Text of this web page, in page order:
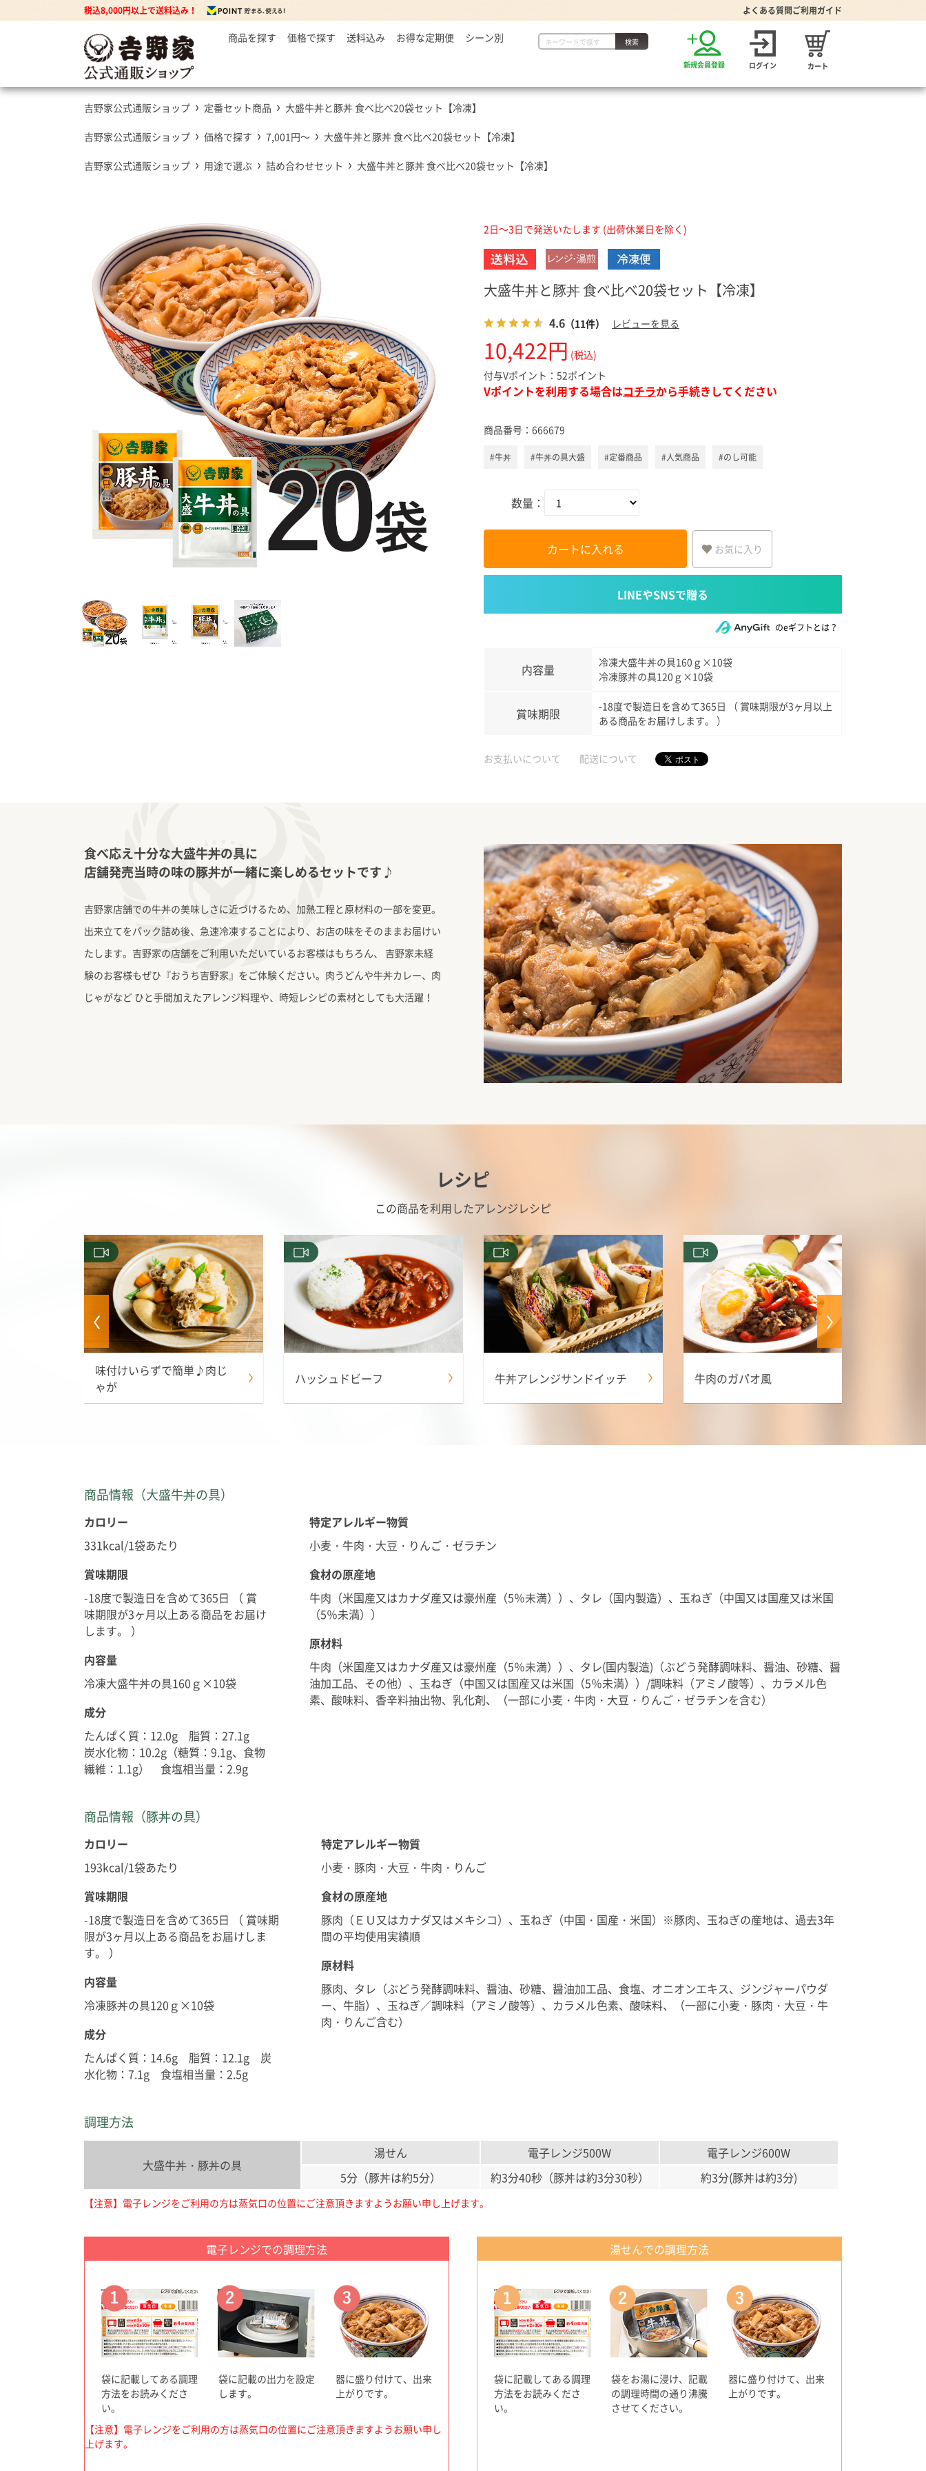
税込8,000円以上で送料込み！ よくある質問ご利用ガイド
商品を探す 牛丼の具 定番セット商品 漬物・薬味 お得な定期便
牛丼の具
豚丼の具
焼鶏丼の具
牛焼肉の具
から揚げ
豚しょうが焼
牛すき
ダチョウ肉
紅生姜
お新香
キムチ
とろろ
とん汁
カレー
カレー・ハヤシ
トク牛（トクホ）
吉野家グッズ
どんぶり・食器
雑貨
価格で探す
～2,999円
5,001～7,000円
7,001円～
送料込み お得な定期便 シーン別
初めての方へ
贈り物に
お弁当におすすめ
新規会員登録 ログイン カート
吉野家公式通販ショップ 定番セット商品 大盛牛丼と豚丼 食べ比べ20袋セット【冷凍】
吉野家公式通販ショップ 価格で探す 7,001円～ 大盛牛丼と豚丼 食べ比べ20袋セット【冷凍】
吉野家公式通販ショップ 用途で選ぶ 詰め合わせセット 大盛牛丼と豚丼 食べ比べ20袋セット【冷凍】
2日～3日で発送いたします (出荷休業日を除く)
大盛牛丼と豚丼 食べ比べ20袋セット【冷凍】
4.6 （11件） レビューを見る
10,422円 (税込)
付与Vポイント： 52ポイント
Vポイントを利用する場合はコチラから手続きしてください
商品番号： 666679
#牛丼 #牛丼の具大盛 #定番商品 #人気商品 #のし可能
数量：
カートに入れる お気に入り
のeギフトとは？
内容量
冷凍大盛牛丼の具160ｇ×10袋
冷凍豚丼の具120ｇ×10袋
賞味期限
-18度で製造日を含めて365日 （ 賞味期限が3ヶ月以上
ある商品をお届けします。 ）
お支払いについて 配送について
食べ応え十分な大盛牛丼の具に
店舗発売当時の味の豚丼が一緒に楽しめるセットです♪
吉野家店舗での牛丼の美味しさに近づけるため、加熱工程と原材料の一部を変更。
出来立てをパック詰め後、急速冷凍することにより、お店の味をそのままお届けい
たします。吉野家の店舗をご利用いただいているお客様はもちろん、 吉野家未経
験のお客様もぜひ『おうち吉野家』をご体験ください。肉うどんや牛丼カレー、肉
じゃがなど ひと手間加えたアレンジ料理や、時短レシピの素材としても大活躍！
レシピ
この商品を利用したアレンジレシピ
味付けいらずで簡単♪肉じ
ゃが
ハッシュドビーフ 牛丼アレンジサンドイッチ 牛肉のガパオ風
商品情報（大盛牛丼の具）
カロリー
331kcal/1袋あたり
賞味期限
-18度で製造日を含めて365日 （ 賞
味期限が3ヶ月以上ある商品をお届け
します。 ）
内容量
冷凍大盛牛丼の具160ｇ×10袋
成分
たんぱく質：12.0g 脂質：27.1g
炭水化物：10.2g（糖質：9.1g、食物
繊維：1.1g） 食塩相当量：2.9g
特定アレルギー物質
小麦・牛肉・大豆・りんご・ゼラチン
食材の原産地
牛肉（米国産又はカナダ産又は豪州産（5％未満））、タレ（国内製造）、玉ねぎ（中国又は国産又は米国
（5％未満））
原材料
牛肉（米国産又はカナダ産又は豪州産（5％未満））、タレ(国内製造)（ぶどう発酵調味料、醤油、砂糖、醤
油加工品、その他）、玉ねぎ（中国又は国産又は米国（5％未満））/調味料（アミノ酸等）、カラメル色
素、酸味料、香辛料抽出物、乳化剤、（一部に小麦・牛肉・大豆・りんご・ゼラチンを含む）
商品情報（豚丼の具）
カロリー
193kcal/1袋あたり
賞味期限
-18度で製造日を含めて365日 （ 賞味期
限が3ヶ月以上ある商品をお届けしま
す。 ）
内容量
冷凍豚丼の具120ｇ×10袋
成分
たんぱく質：14.6g 脂質：12.1g 炭
水化物：7.1g 食塩相当量：2.5g
特定アレルギー物質
小麦・豚肉・大豆・牛肉・りんご
食材の原産地
豚肉（ＥＵ又はカナダ又はメキシコ）、玉ねぎ（中国・国産・米国）※豚肉、玉ねぎの産地は、過去3年
間の平均使用実績順
原材料
豚肉、タレ（ぶどう発酵調味料、醤油、砂糖、醤油加工品、食塩、オニオンエキス、ジンジャーパウダ
ー、牛脂）、玉ねぎ／調味料（アミノ酸等）、カラメル色素、酸味料、（一部に小麦・豚肉・大豆・牛
肉・りんご含む）
調理方法
大盛牛丼・豚丼の具
湯せん 電子レンジ500W
電子レンジ600W
5分（豚丼は約5分）
約3分40秒（豚丼は約3分30秒） 約3分(豚丼は約3分)
【注意】電子レンジをご利用の方は蒸気口の位置にご注意頂きますようお願い申し上げます。
電子レンジでの調理方法
袋に記載してある調理
方法をお読みくださ
い。
袋に記載の出力を設定
します。
器に盛り付けて、出来
上がりです。
【注意】電子レンジをご利用の方は蒸気口の位置にご注意頂きますようお願い申し
上げます。
湯せんでの調理方法
袋に記載してある調理
方法をお読みくださ
い。
袋をお湯に浸け、記載
の調理時間の通り沸騰
させてください。
器に盛り付けて、出来
上がりです。